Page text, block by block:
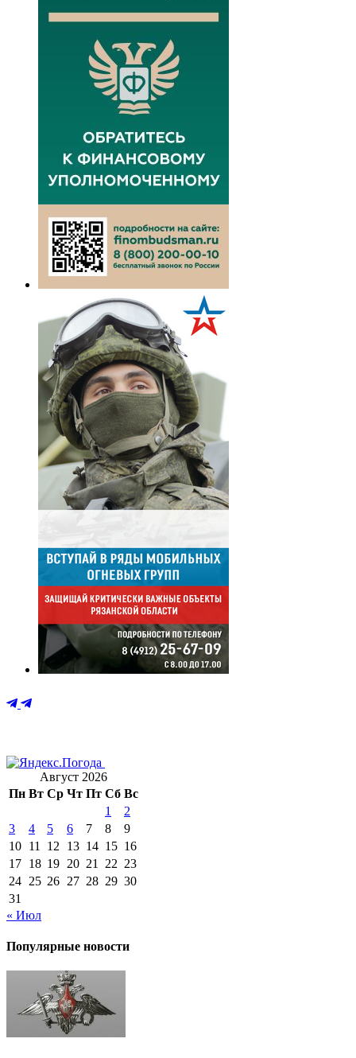
Август 2026
Пн Вт Ср Чт Пт Сб Вс
1
2
3
4 5 6 7 8
9
10 11 12 13 14 15 16
17 18 19 20 21 22 23
24 25 26 27 28 29 30
31
« Июл
Популярные новости